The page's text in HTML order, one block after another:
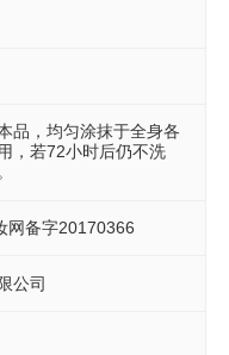
品，均匀涂抹于全身各
，若72小时后仍不洗
网备字20170366
公司